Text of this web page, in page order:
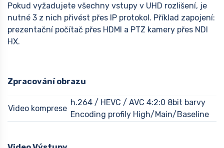
Pokud vyžadujete všechny vstupy v UHD rozlišení, je
nutné 3 z nich přivést přes IP protokol. Příklad zapojení:
prezentační počítač přes HDMI a PTZ kamery přes NDI
HX.
Zpracování obrazu
Video komprese
h.264 / HEVC / AVC 4:2:0 8bit barvy
Encoding profily High/Main/Baseline